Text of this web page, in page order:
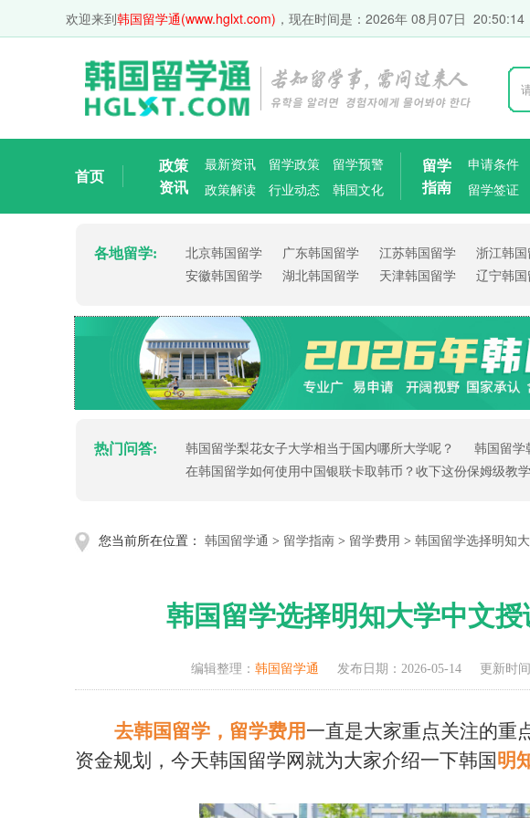
欢迎来到韩国留学通(www.hglxt.com) ，现在时间是： 2026年 08月07日 20:50:15
首页
政策
资讯
最新资讯 留学政策
留学预警
政策解读
行业动态 韩国文化
留学
指南
申请条件
留学签证
各地留学: 北京韩国留学 广东韩国留学 江苏韩国留学 浙江韩国
安徽韩国留学
湖北韩国留学 天津韩国留学 辽宁韩国
热门问答: 韩国留学梨花女子大学相当于国内哪所大学呢？
韩国留学
在韩国留学如何使用中国银联卡取韩币？收下这份保姆级教学
您当前所在位置： 韩国留学通 > 留学指南 > 留学费用 > 韩国留学选择明知
韩国留学选择明知大学中文
编辑整理： 韩国留学通 发布日期：2026-05-14 更新时
去韩国留学，留学费用一直是大家重点关注的重
资金规划，今天韩国留学网就为大家介绍一下韩国明